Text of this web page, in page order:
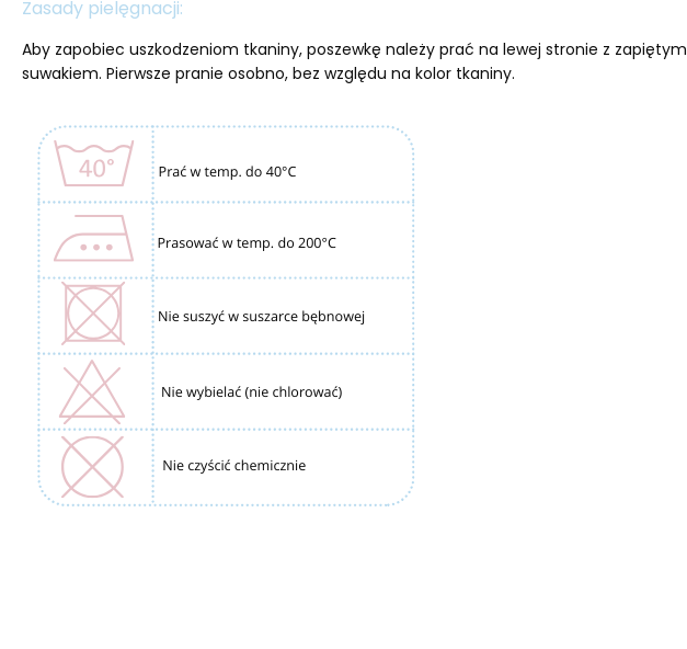
Zasady pielęgnacji:
Aby zapobiec uszkodzeniom tkaniny, poszewkę należy prać na lewej stronie z zapiętym
suwakiem. Pierwsze pranie osobno, bez względu na kolor tkaniny.